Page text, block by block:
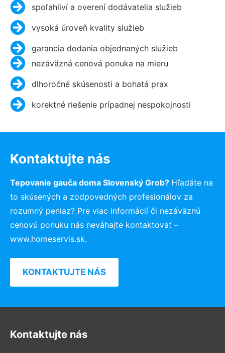
spoľahliví a overení dodávatelia služieb
vysoká úroveň kvality služieb
garancia dodania objednaných služieb
nezáväzná cenová ponuka na mieru
dlhoročné skúsenosti a bohatá prax
korektné riešenie prípadnej nespokojnosti
Kontaktujte nás
Tepovanie gauča doma Slovenský Grob? Hľadáte na
to skúsených a zodpovedných profesionálov za
rozumný peniaz? Pre viac informácií či nezáväznú
cenovú ponuku nás neváhajte kontaktovať –
www.homeservis.sk.
KONTAKTUJTE NÁS
Kontaktujte nás